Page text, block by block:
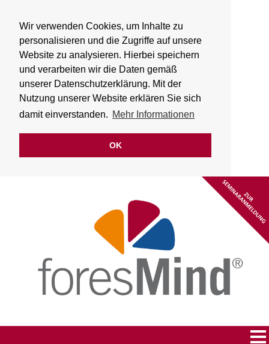
Wir verwenden Cookies, um Inhalte zu
personalisieren und die Zugriffe auf unsere
Website zu analysieren. Hierbei speichern
und verarbeiten wir die Daten gemäß
unserer Datenschutzerklärung. Mit der
Nutzung unserer Website erklären Sie sich
damit einverstanden. Mehr Informationen
OK